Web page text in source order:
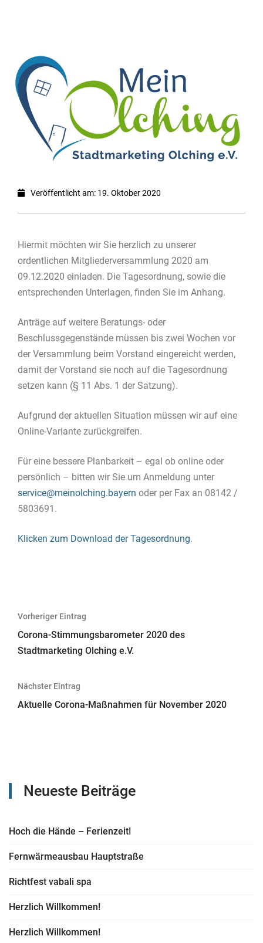
Veröffentlicht am: 19. Oktober 2020
Hiermit möchten wir Sie herzlich zu unserer
ordentlichen Mitgliederversammlung 2020 am
09.12.2020 einladen. Die Tagesordnung, sowie die
entsprechenden Unterlagen, finden Sie im Anhang.
Anträge auf weitere Beratungs- oder
Beschlussgegenstände müssen bis zwei Wochen vor
der Versammlung beim Vorstand eingereicht werden,
damit der Vorstand sie noch auf die Tagesordnung
setzen kann (§ 11 Abs. 1 der Satzung).
Aufgrund der aktuellen Situation müssen wir auf eine
Online-Variante zurückgreifen.
Für eine bessere Planbarkeit – egal ob online oder
persönlich – bitten wir Sie um Anmeldung unter
service@meinolching.bayern oder per Fax an 08142 /
5803691.
Klicken zum Download der Tagesordnung.
Beitragsnavigation
Vorheriger Eintrag
Corona-Stimmungsbarometer 2020 des
Stadtmarketing Olching e.V.
Nächster Eintrag
Aktuelle Corona-Maßnahmen für November 2020
Neueste Beiträge
Hoch die Hände – Ferienzeit!
Fernwärmeausbau Hauptstraße
Richtfest vabali spa
Herzlich Willkommen!
Herzlich Willkommen!